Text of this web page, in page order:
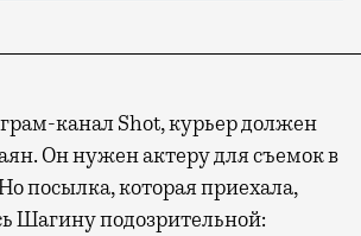
канал Shot, курьер должен
Он нужен актеру для съемок в
посылка, которая приехала,
Шагину подозрительной: